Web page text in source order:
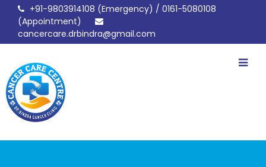
+91-9803914108 (Emergency) / 0161-5080108
(Appointment)
cancercare.drbindra@gmail.com
drbindracancerclinic